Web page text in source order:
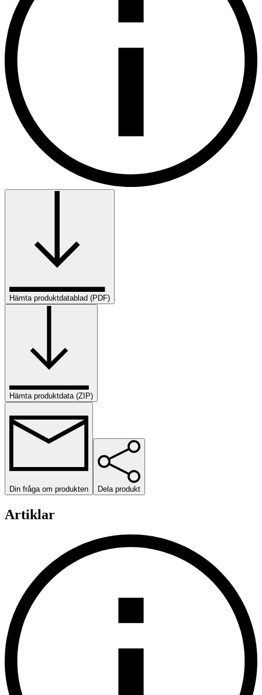
Hämta produktdatablad (PDF)
Hämta produktdata (ZIP)
Din fråga om produkten Dela produkt
Artiklar